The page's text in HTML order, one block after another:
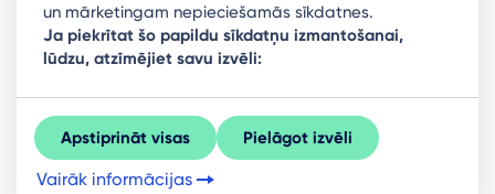
Ready to stay in the loop on Rigas business
community? Subscribe to our newsletter.
Sign Up
un mārketingam nepieciešamās sīkdatnes.
Ja piekrītat šo papildu sīkdatņu izmantošanai,
lūdzu, atzīmējiet savu izvēli:
Apstiprināt visas Pielāgot izvēli
Vairāk informācijas